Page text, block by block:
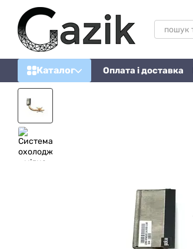
Перейти до основного контенту
Каталог Оплата і доставка